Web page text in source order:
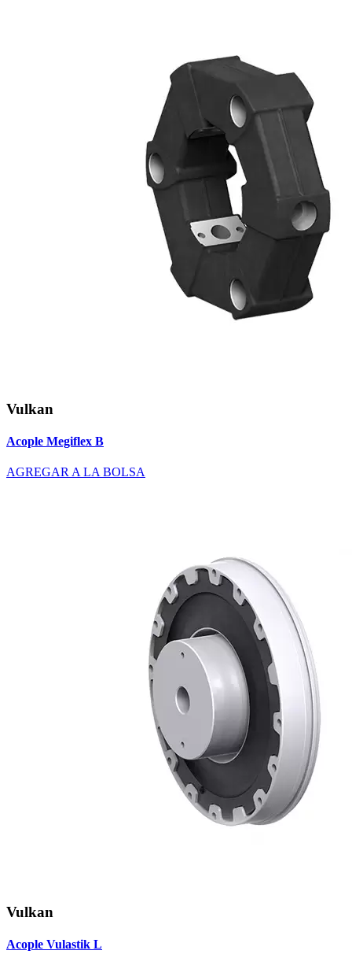
Vulkan
Acople Megiflex B
AGREGAR A LA BOLSA
Vulkan
Acople Vulastik L